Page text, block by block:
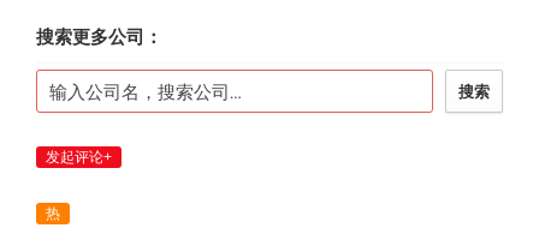
搜索更多公司：
搜索
发起评论+
热